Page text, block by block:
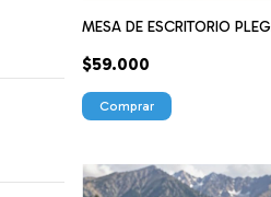
MESA DE ESCRITORIO
$59.000
Comprar